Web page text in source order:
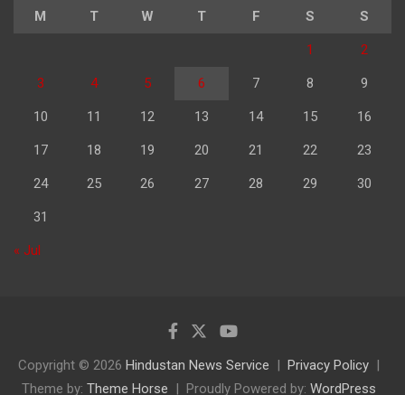
M T W T F S S
1 2
3 4 5 6 7 8 9
10 11 12 13 14 15 16
17 18 19 20 21 22 23
24 25 26 27 28 29 30
31
« Jul
Copyright © 2026 Hindustan News Service
Privacy Policy
Theme by: Theme Horse Proudly Powered by: WordPress